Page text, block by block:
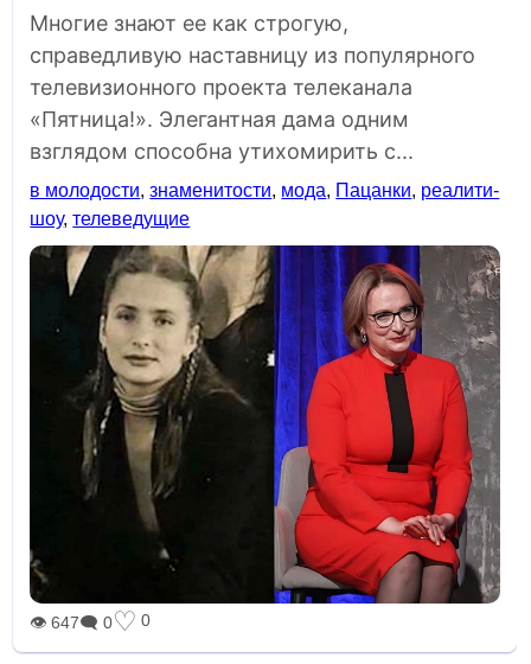
Многие знают ее как строгую,
справедливую наставницу из популярного
телевизионного проекта телеканала
«Пятница!». Элегантная дама одним
взглядом способна утихомирить с...
в молодости,знаменитости, мода, Пацанки, реалити-
шоу,телеведущие
👁 647🗨 0♡ 0